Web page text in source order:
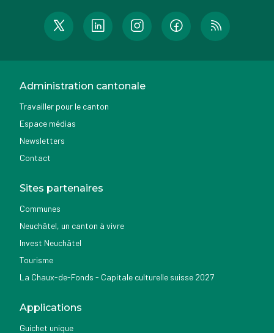
Administration cantonale
Travailler pour le canton
Espace médias
Newsletters
Contact
Sites partenaires
Communes
Neuchâtel, un canton à vivre
Invest Neuchâtel
Tourisme
La Chaux-de-Fonds - Capitale culturelle suisse 2027
Applications
Guichet unique